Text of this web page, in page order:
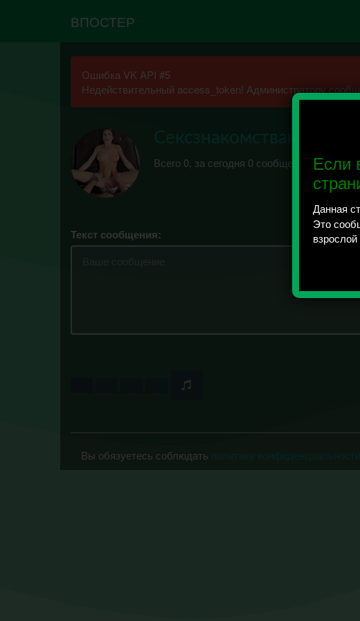
Если
Данная
Это
ВПОСТЕР
Ошибка VK API #5
Недействительный access_token! Администратору
Всего 0, за сегодня 0 сообщений
Текст сообщения:
Вы обязуетесь соблюдать